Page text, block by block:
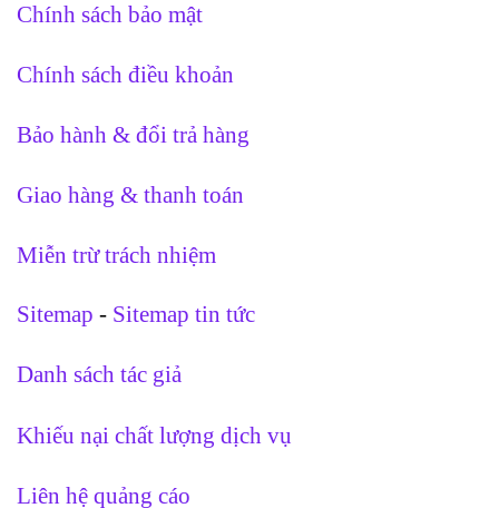
Chính sách bảo mật
Chính sách điều khoản
Bảo hành & đổi trả hàng
Giao hàng & thanh toán
Miễn trừ trách nhiệm
Sitemap - Sitemap tin tức
Danh sách tác giả
Khiếu nại chất lượng dịch vụ
Liên hệ quảng cáo